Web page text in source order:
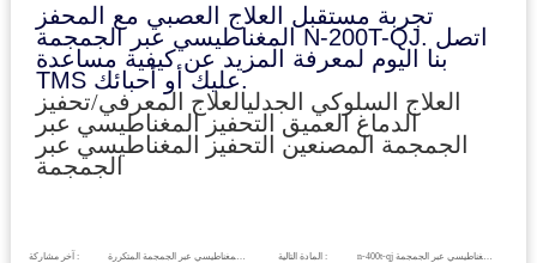
تجربة مستقبل العلاج العصبي مع المحفز
المغناطيسي عبر الجمجمة N-200T-QJ. اتصل
بنا اليوم لمعرفة المزيد عن كيفية مساعدة
TMS عليك أو أحبائك.
العلاج السلوكي الجدليالعلاج المعرفي/تحفيز
الدماغ العميق التحفيز المغناطيسي عبر
الجمجمة المصنعين التحفيز المغناطيسي عبر
الجمجمة
آخر مشاركة : التحفيز المغناطيسي عبر الجمجمة المتكررة ( rtms ) . المادة التالية : n-400t-qj التحفيز المغناطيسي عبر الجمجمة